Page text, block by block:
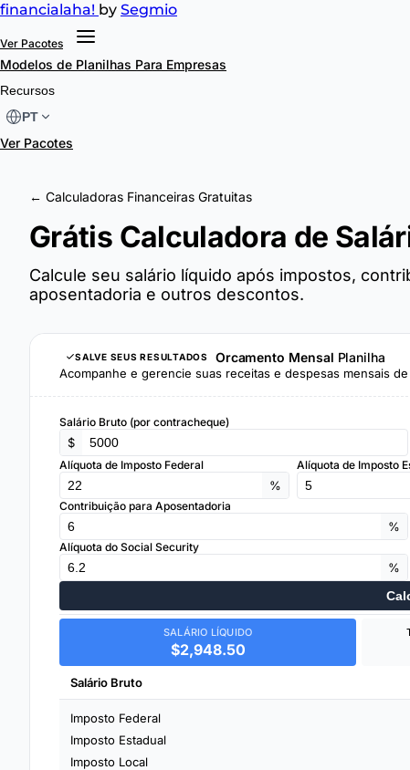
financialaha! by Segmio
Ver Pacotes
Modelos de Planilhas Para Empresas
Recursos
PT
Ver Pacotes
← Calculadoras Financeiras Gratuitas
Grátis Calculadora de
Calcule seu salário líquido após impostos,
aposentadoria e outros descontos.
SALVE SEUS RESULTADOS Orcamento Mensal Planilha
Acompanhe e gerencie suas receitas e despesas mensais
Salário Bruto (por contracheque)
$
Alíquota de Imposto Federal
%
Alíquota de Imposto
Contribuição para Aposentadoria
%
Alíquota do Social Security
%
SALÁRIO LÍQUIDO
$2,948.50
Salário Bruto
Imposto Federal
Imposto Estadual
Imposto Local